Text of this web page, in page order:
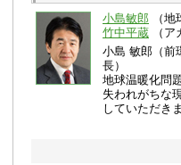
小島敏郎 （地
竹中平蔵 （ア
小島 敏郎（前
長）
地球温暖化問
失われがちな
していただき